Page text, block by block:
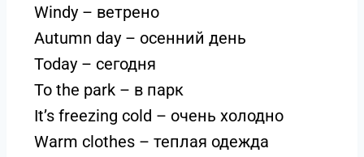
Windy – ветрено
Autumn day – осенний день
Today – сегодня
To the park – в парк
It’s freezing cold – очень холодно
Warm clothes – теплая одежда